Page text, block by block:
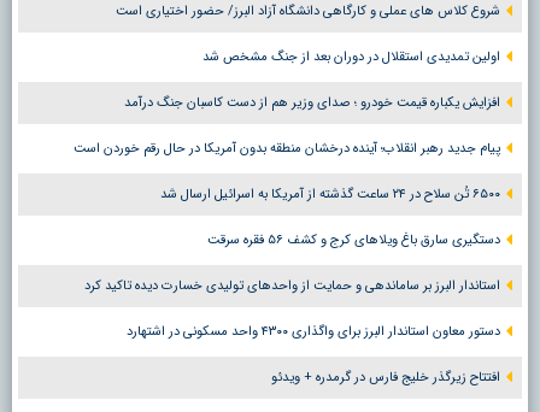
شروع کلاس های عملی و کارگاهی دانشگاه آزاد البرز/ حضور اختیاری است
اولین تمدیدی استقلال در دوران بعد از جنگ مشخص شد
افزایش یکباره قیمت خودرو ؛ صدای وزیر هم از دست کاسبان جنگ درآمد
پیام جدید رهبر انقلاب؛ آینده درخشان منطقه بدون آمریکا در حال رقم خوردن است
۶۵۰۰ تُن سلاح در ۲۴ ساعت گذشته از آمریکا به اسرائیل ارسال شد
دستگیری سارق باغ ویلاهای کرج و کشف ۵۶ فقره سرقت
استاندار البرز بر ساماندهی و حمایت از واحدهای تولیدی خسارت دیده تاکید کرد
دستور معاون استاندار البرز برای واگذاری ۴۳۰۰ واحد مسکونی در اشتهارد
افتتاح زیرگذر خلیج فارس در گرمدره + ویدئو